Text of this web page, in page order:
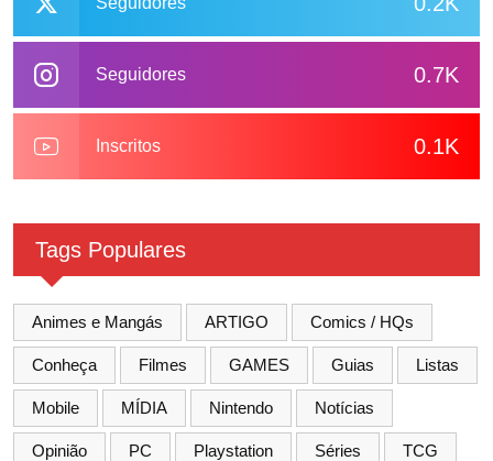
0.7K
Seguidores
0.1K
Inscritos
Tags Populares
Animes e Mangás ARTIGO Comics / HQs
Conheça Filmes GAMES Guias Listas
Mobile MÍDIA Nintendo Notícias
Opinião PC Playstation Séries TCG